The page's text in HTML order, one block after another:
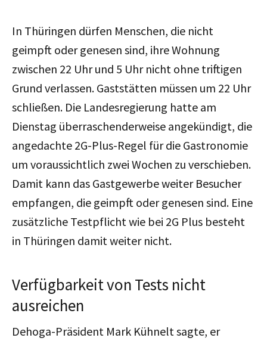
In Thüringen dürfen Menschen, die nicht
geimpft oder genesen sind, ihre Wohnung
zwischen 22 Uhr und 5 Uhr nicht ohne triftigen
Grund verlassen. Gaststätten müssen um 22 Uhr
schließen. Die Landesregierung hatte am
Dienstag überraschenderweise angekündigt, die
angedachte 2G-Plus-Regel für die Gastronomie
um voraussichtlich zwei Wochen zu verschieben.
Damit kann das Gastgewerbe weiter Besucher
empfangen, die geimpft oder genesen sind. Eine
zusätzliche Testpflicht wie bei 2G Plus besteht
in Thüringen damit weiter nicht.
Verfügbarkeit von Tests nicht
ausreichen
Dehoga-Präsident Mark Kühnelt sagte, er